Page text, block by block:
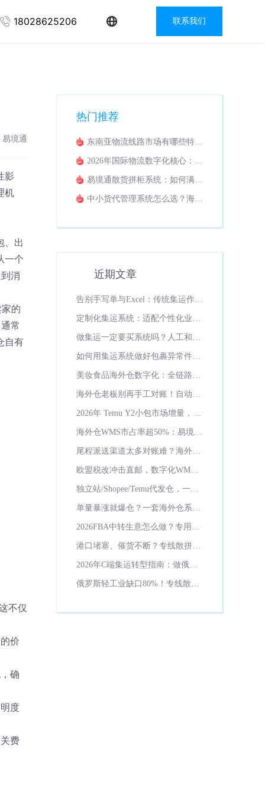
18028625206 联系我们
境通
影
机
、出
一个
消
的
常
自有
不仅
价
确
度
费
热门推荐
东南亚物流线路市场有哪些特
系统推荐
2026年国际物流数字化核心：货
易境通散货拼柜系统：如何满足
中小货代管理系统怎么选？海陆
近期文章
告别手写单与Excel：传统集运作坊
定制化集运系统：适配个性化业
做集运一定要买系统吗？人工和系
如何用集运系统做好包裹异常件管
美妆食品海外仓数字化：全链路保
海外仓老板别再手工对账！自动计
2026年 Temu Y2小包市场增量，货
海外仓WMS市占率超50%：易境通
画下绝对领先版图！
尾程派送渠道太多对账难？海外仓
欧盟税改冲击直邮，数字化WMS
独立站/Shopee/Temu代发仓，一套
单量暴涨就爆仓？一套海外仓系统
2026FBA中转生意怎么做？专用海
港口堵塞、催货不断？专线散拼系
2026年C端集运转型指南：做俄罗
俄罗斯轻工业缺口80%！专线散拼